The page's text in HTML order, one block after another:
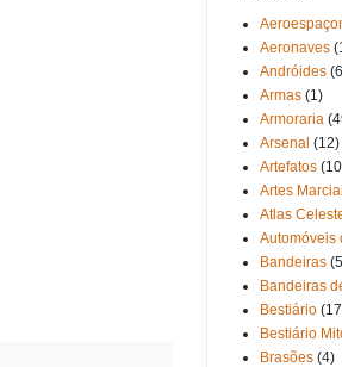
Aeronaves
Andróides
Armas (1)
Armoraria
Arsenal (12)
Artefatos
Artes
Atlas
Automóveis
Bandeiras
Bandeiras
Bestiário
Bestiário
Brasões (4)